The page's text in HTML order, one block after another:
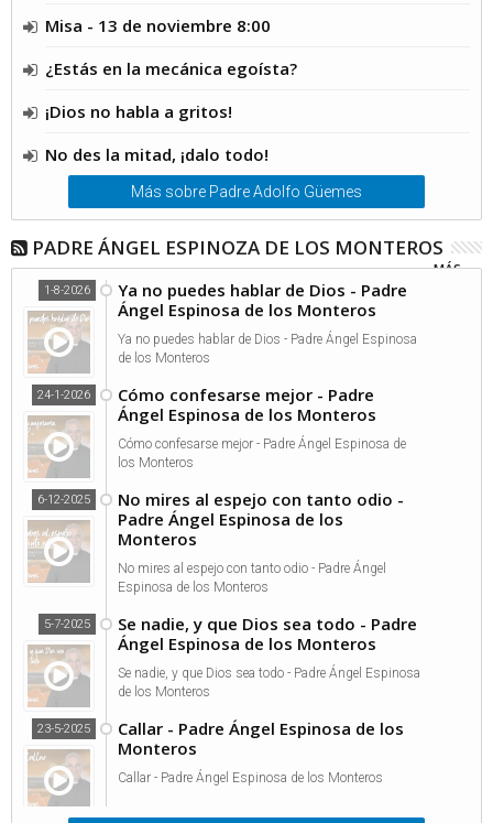
Misa - 13 de noviembre 8:00
¿Estás en la mecánica egoísta?
¡Dios no habla a gritos!
No des la mitad, ¡dalo todo!
Más sobre Padre Adolfo Güemes
PADRE ÁNGEL ESPINOZA DE LOS MONTEROS
MÁS...
Ya no puedes hablar de Dios - Padre
Ángel Espinosa de los Monteros
1-8-2026
Ya no puedes hablar de Dios - Padre Ángel Espinosa
de los Monteros
Cómo confesarse mejor - Padre
Ángel Espinosa de los Monteros
24-1-2026
Cómo confesarse mejor - Padre Ángel Espinosa de
los Monteros
No mires al espejo con tanto odio -
Padre Ángel Espinosa de los
Monteros
6-12-2025
No mires al espejo con tanto odio - Padre Ángel
Espinosa de los Monteros
Se nadie, y que Dios sea todo - Padre
Ángel Espinosa de los Monteros
5-7-2025
Se nadie, y que Dios sea todo - Padre Ángel Espinosa
de los Monteros
Callar - Padre Ángel Espinosa de los
Monteros
23-5-2025
Callar - Padre Ángel Espinosa de los Monteros